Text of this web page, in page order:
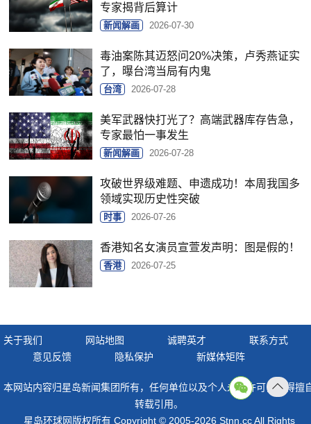
专家揭背后算计
新闻解画 2026-07-30
毒油案陈其迈怒问20%决策，卢秀燕证实
了，曝台湾当局有内鬼
台湾 2026-07-28
美军武器快打光了？高端武器库存告急，
专家最怕一事发生
新闻解画 2026-07-28
攻破世界级难题、申遗成功！本周我国多
领域实现历史性突破
时事 2026-07-26
香港知名女演员宣萱发声明：图是假的！
香港 2026-07-25
关于我们 网站地图 诚聘英才
联系方式
意见反馈
隐私保护 新媒体矩阵
本网站内容归星岛新闻集团所有，任何单位以及个人未经许可，不得擅
转载引用。
星岛环球网版权所有 Copyright © 2005-2026 Stnn.cc All Rights
顶部